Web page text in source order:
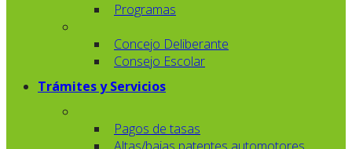
Programas
Concejo Deliberante
Consejo Escolar
Trámites y Servicios
Pagos de tasas